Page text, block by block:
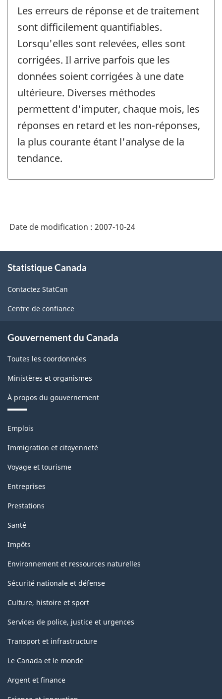
Les erreurs de réponse et de traitement
sont difficilement quantifiables.
Lorsqu'elles sont relevées, elles sont
corrigées. Il arrive parfois que les
données soient corrigées à une date
ultérieure. Diverses méthodes
permettent d'imputer, chaque mois, les
réponses en retard et les non-réponses,
la plus courante étant l'analyse de la
tendance.
Date de modification : 2007-10-24
propos
ce
site
Statistique Canada
Contactez StatCan
Centre de confiance
Gouvernement du Canada
Toutes les coordonnées
Ministères et organismes
À propos du gouvernement
Thèmes
sujets
Emplois
Immigration et citoyenneté
Voyage et tourisme
Entreprises
Prestations
Santé
Impôts
Environnement et ressources naturelles
Sécurité nationale et défense
Culture, histoire et sport
Services de police, justice et urgences
Transport et infrastructure
Le Canada et le monde
Argent et finance